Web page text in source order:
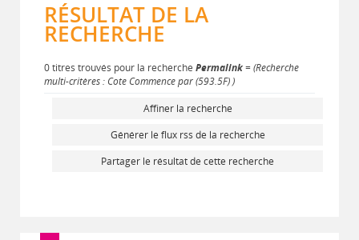
RÉSULTAT DE LA
RECHERCHE
0 titres trouvés pour la recherche Permalink= (Recherche
multi-critères : Cote Commence par (593.5F) )
Affiner la recherche
Générer le flux rss de la recherche
Partager le résultat de cette recherche